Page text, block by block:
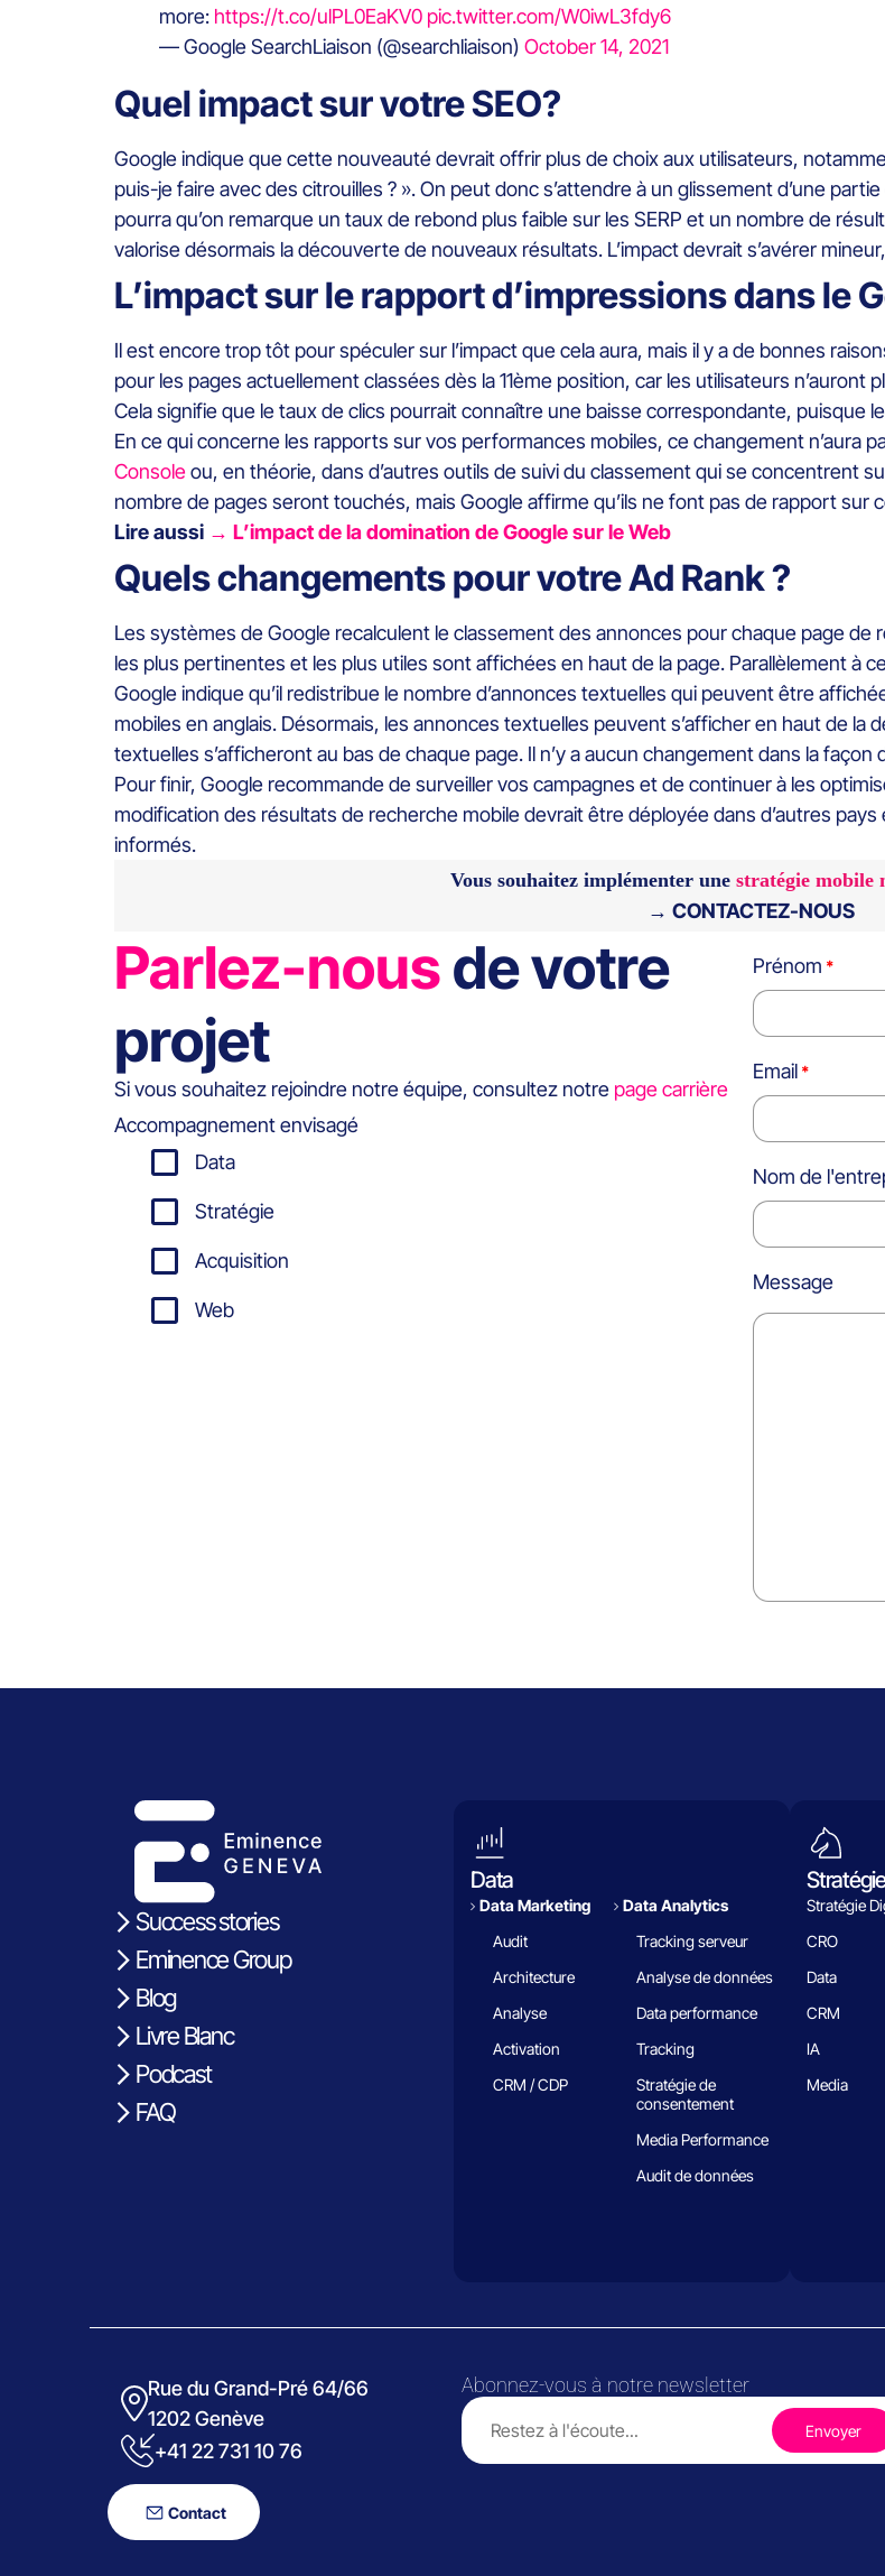
more: https://t.co/ulPL0EaKV0 pic.twitter.com/W0iwL3fdy6
— Google SearchLiaison (@searchliaison) October 14, 2021
Quel impact sur votre SEO?
Google indique que cette nouveauté devrait offrir plus de choix aux utilisateurs,
puis-je faire avec des citrouilles ? ». On peut donc s’attendre à un glissement d’une
pourra qu’on remarque un taux de rebond plus faible sur les SERP et un nombre de
valorise désormais la découverte de nouveaux résultats. L’impact devrait s’avérer
L’impact sur le rapport d’impressions dans le
Il est encore trop tôt pour spéculer sur l’impact que cela aura, mais il y a de bonnes
pour les pages actuellement classées dès la 11ème position, car les utilisateurs
Cela signifie que le taux de clics pourrait connaître une baisse correspondante, puisque
En ce qui concerne les rapports sur vos performances mobiles, ce changement n’aura
Consoleou, en théorie, dans d’autres outils de suivi du classement qui se concentrent
nombre de pages seront touchés, mais Google affirme qu’ils ne font pas de rapport sur
Lire aussi → L’impact de la domination de Google sur le Web
Quels changements pour votre Ad Rank ?
Les systèmes de Google recalculent le classement des annonces pour chaque page de
les plus pertinentes et les plus utiles sont affichées en haut de la page. Parallèlement à
Google indique qu’il redistribue le nombre d’annonces textuelles qui peuvent être
mobiles en anglais. Désormais, les annonces textuelles peuvent s’afficher en haut de la
textuelles s’afficheront au bas de chaque page. Il n’y a aucun changement dans la
Pour finir, Google recommande de surveiller vos campagnes et de continuer à les
modification des résultats de recherche mobile devrait être déployée dans d’autres
informés.
Vous souhaitez implémenter une stratégie mobile
→ CONTACTEZ-NOUS
Parlez-nousde votre
projet
Si vous souhaitez rejoindre notre équipe, consultez notre page carrière
Accompagnement envisagé
Data
Stratégie
Acquisition
Web
Prénom
Email
Nom de
Message
Success stories
Eminence Group
Blog
Livre Blanc
Podcast
FAQ
Data
Data Marketing
Audit
Architecture
Analyse
Activation
CRM / CDP
Data Analytics​
Tracking serveur
Analyse de données
Data performance
Tracking
Stratégie de
consentement
Media Performance
Audit de données
Stratégie
Stratégie
CRO
Data
CRM
IA
Media
Rue du Grand-Pré 64/66
1202 Genève
+41 22 731 10 76
Contact
Abonnez-vous à notre newsletter